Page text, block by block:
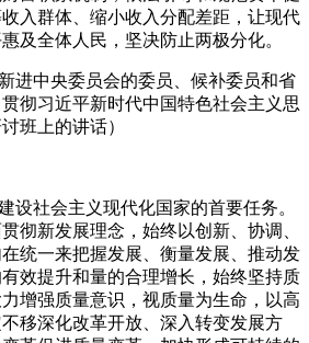
入群体、缩小收入分配差距，让现代
及全体人民，坚决防止两极分化。
进中央委员会的委员、候补委员和省
彻习近平新时代中国特色社会主义思
班上的讲话）
设社会主义现代化国家的首要任务。
彻新发展理念，始终以创新、协调、
统一来把握发展、衡量发展、推动发
效提升和量的合理增长，始终坚持质
增强质量意识，视质量为生命，以高
移深化改革开放、深入转变发展方